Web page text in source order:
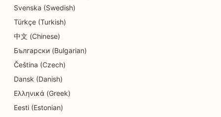
SEO pre obchody s donutmi
SEO pre reštaurácie
SEO pre služby vzdelávania a starostlivosti o deti
SEO pre elektrikárov
SEO pre predajne elektroniky
Svenska (Swedish)
Türkçe (Turkish)
中文 (Chinese)
Български (Bulgarian)
Čeština (Czech)
Dansk (Danish)
Ελληνικά (Greek)
Eesti (Estonian)